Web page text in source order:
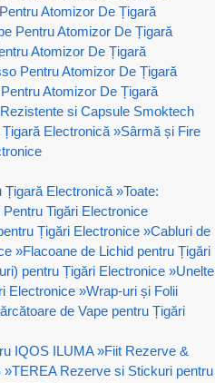
Atomizor De Țigară
Pentru Atomizor De Țigară
Atomizor De Țigară
Pentru Atomizor De Țigară
Atomizor De Țigară
Rezistente si Capsule Smoktech
Electronică »Sârmă și Fire
Țigară Electronică »Toate:
Tigări Electronice
Țigări Electronice »Cabluri de
»Flacoane de Lichid pentru Țigări
pentru Țigări Electronice »Unelte
Electronice »Wrap-uri și Folii
de Vape pentru Țigări
IQOS ILUMA »Fiit Rezerve &
»TEREA Rezerve si Stickuri pentru